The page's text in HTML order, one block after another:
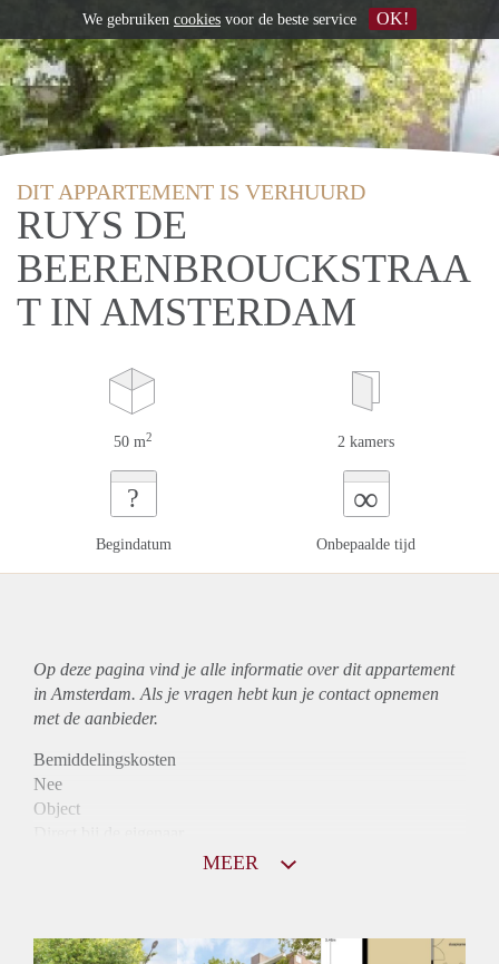
DIT APPARTEMENT IS VERHUURD
RUYS DE
BEERENBROUCKSTRAA
T IN AMSTERDAM
50 m2 2 kamers
?
Begindatum
∞
Onbepaalde tijd
Op deze pagina vind je alle informatie over ditappartement
in Amsterdam. Als je vragen hebt kun je contact opnemen
met de aanbieder.
Bemiddelingskosten
Nee
Object
Huurtoeslag
MEER
We gebruiken cookies voor de beste service OK!